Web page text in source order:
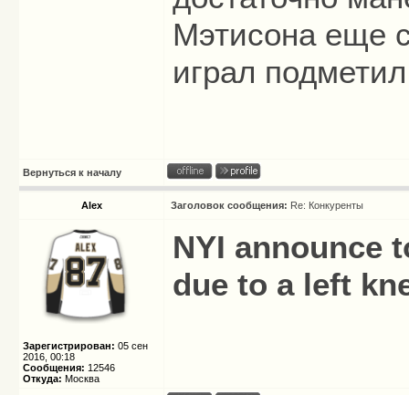
Мэтисона еще
играл
Вернуться к началу
Alex Заголовок сообщения: Re: Конкуренты
Зарегистрирован: 05 сен
2016, 00:18
Сообщения: 12546
Откуда: Москва
NYI announce
due to a left